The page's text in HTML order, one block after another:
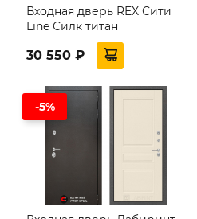
Входная дверь REX Сити
Line Силк титан
30 550 ₽
-5%